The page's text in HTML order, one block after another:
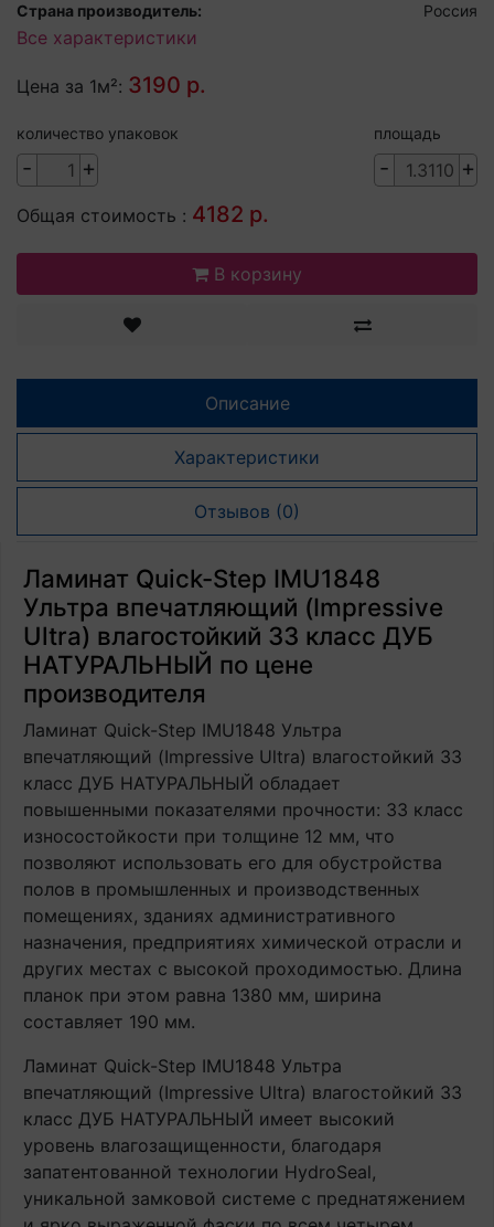
Страна производитель:
Россия
Все характеристики
Цена за 1м²: 3190 р.
количество упаковок
- +
площадь
- +
Общая стоимость : 4182 р.
В корзину
Описание
Характеристики
Отзывов (0)
Ламинат Quick-Step IMU1848
Ультра впечатляющий (Impressive
Ultra) влагостойкий 33 класс ДУБ
НАТУРАЛЬНЫЙ по цене
производителя
Ламинат Quick-Step IMU1848 Ультра
впечатляющий (Impressive Ultra) влагостойкий 33
класс ДУБ НАТУРАЛЬНЫЙ обладает
повышенными показателями прочности: 33 класс
износостойкости при толщине 12 мм, что
позволяют использовать его для обустройства
полов в промышленных и производственных
помещениях, зданиях административного
назначения, предприятиях химической отрасли и
других местах с высокой проходимостью. Длина
планок при этом равна 1380 мм, ширина
составляет 190 мм.
Ламинат Quick-Step IMU1848 Ультра
впечатляющий (Impressive Ultra) влагостойкий 33
класс ДУБ НАТУРАЛЬНЫЙ имеет высокий
уровень влагозащищенности, благодаря
запатентованной технологии HydroSeal,
уникальной замковой системе с преднатяжением